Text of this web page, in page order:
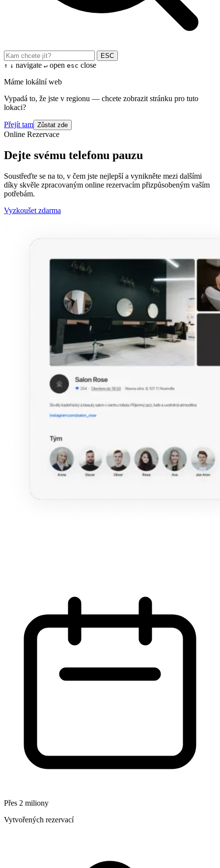
ESC
↑ ↓ navigate ↵ open esc close
Máme lokální web
Vypadá to, že jste v regionu — chcete zobrazit stránku pro tuto
lokaci?
Přejít tam Zůstat zde
Online Rezervace
Dejte svému telefonu pauzu
Soustřeďte se na to, v čem jste nejlepší a vynikněte mezi dalšími
díky skvěle zpracovaným online rezervacím přizpůsobeným vaším
potřebám.
Vyzkoušet zdarma
Přes 2 miliony
Vytvořených rezervací